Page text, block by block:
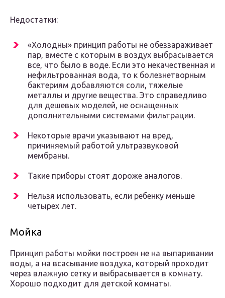
Недостатки:
«Холодны» принцип работы не обеззараживает
пар, вместе с которым в воздух выбрасывается
все, что было в воде. Если это некачественная и
нефильтрованная вода, то к болезнетворным
бактериям добавляются соли, тяжелые
металлы и другие вещества. Это справедливо
для дешевых моделей, не оснащенных
дополнительными системами фильтрации.
Некоторые врачи указывают на вред,
причиняемый работой ультразвуковой
мембраны.
Такие приборы стоят дороже аналогов.
Нельзя использовать, если ребенку меньше
четырех лет.
Мойка
Принцип работы мойки построен не на выпаривании
воды, а на всасывание воздуха, который проходит
через влажную сетку и выбрасывается в комнату.
Хорошо подходит для детской комнаты.